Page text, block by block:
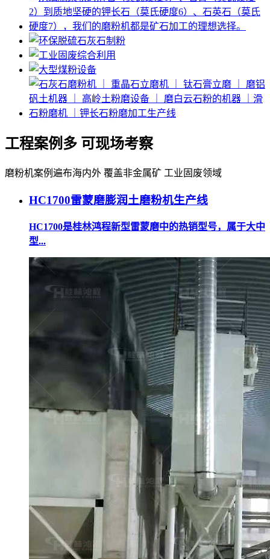
工程案例多 可现场考察
磨粉机案例遍布海内外 覆盖非金属矿 工业固废领域
HC1700雷蒙磨膨润土磨粉机生产线
HC1700是桂林鸿程新型雷蒙磨中的热销型号，属于大中
型...